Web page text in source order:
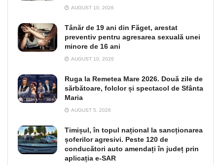
AUGUST 10, 2026
Tânăr de 19 ani din Făget, arestat
preventiv pentru agresarea sexuală unei
minore de 16 ani
AUGUST 10, 2026
Ruga la Remetea Mare 2026. Două zile de
sărbătoare, folclor și spectacol de Sfânta
Maria
AUGUST 5, 2026
Timișul, în topul național la sancționarea
șoferilor agresivi. Peste 120 de
conducători auto amendați în județ prin
aplicația e-SAR